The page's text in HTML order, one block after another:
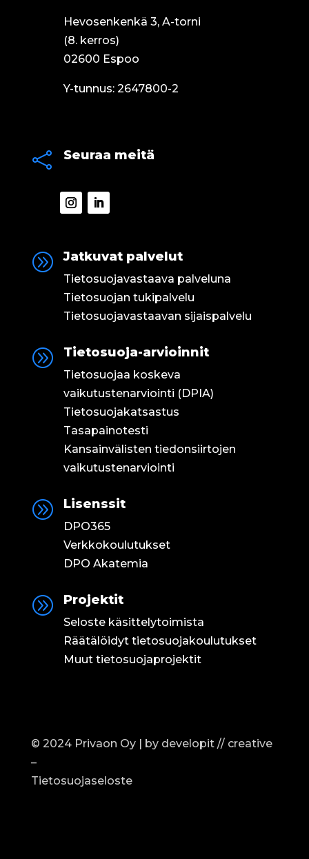
Hevosenkenkä 3, A-torni
(8. kerros)
02600 Espoo
Y-tunnus: 2647800-2
 Seuraa meitä
A Jatkuvat palvelut
Tietosuojavastaava palveluna
Tietosuojan tukipalvelu
Tietosuojavastaavan sijaispalvelu
A Tietosuoja-arvioinnit
Tietosuojaa koskeva
vaikutustenarviointi (DPIA)
Tietosuojakatsastus
Tasapainotesti
Kansainvälisten tiedonsiirtojen
vaikutustenarviointi
A Lisenssit
DPO365
Verkkokoulutukset
DPO Akatemia
A Projektit
Seloste käsittelytoimista
Räätälöidyt tietosuojakoulutukset
Muut tietosuojaprojektit
© 2024 Privaon Oy | by developit // creative
–
Tietosuojaseloste